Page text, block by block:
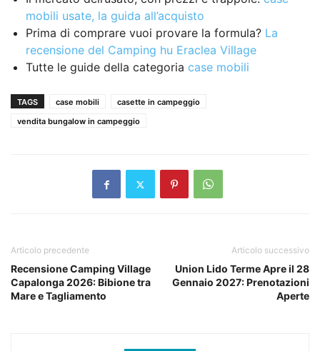
mobili usate, la guida all’acquisto
Prima di comprare vuoi provare la formula? La
recensione del Camping hu Eraclea Village
Tutte le guide della categoria case mobili
TAGS case mobili
casette in campeggio
vendita bungalow in campeggio
Articolo precedente
Recensione Camping Village
Capalonga 2026: Bibione tra
Mare e Tagliamento
Articolo successivo
Union Lido Terme Apre il 28
Gennaio 2027: Prenotazioni
Aperte